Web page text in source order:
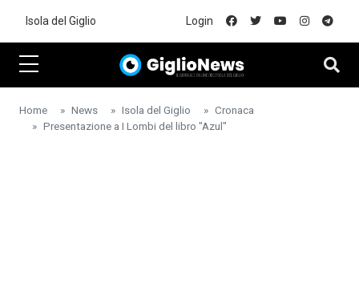
Isola del Giglio Login
Home News Isola del Giglio
Cronaca
Presentazione a I Lombi del libro "Azul"